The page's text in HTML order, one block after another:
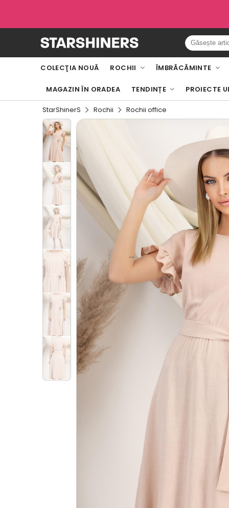
COLECŢIA NOUĂ ROCHII ÎMBRĂCĂMINTE
MAGAZIN ÎN ORADEA TENDINȚE PROIECTE
StarShinerS Rochii Rochii office